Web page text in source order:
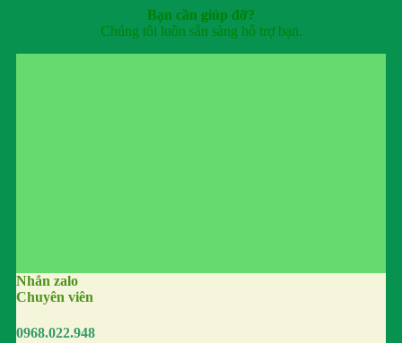
Bạn cần giúp đỡ?
Chúng tôi luôn sẵn sàng hỗ trợ bạn.
Nhắn zalo
Chuyên viên
0968.022.948